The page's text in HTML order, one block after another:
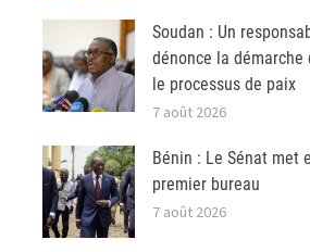
Soudan : Un
dénonce la
le processus de paix
7 août 2026
Bénin : Le Sénat met
premier bureau
7 août 2026